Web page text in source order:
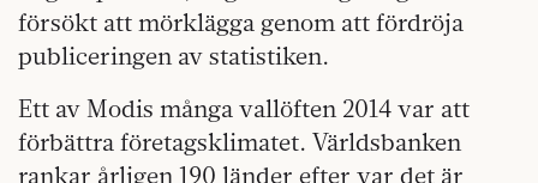
försökt att mörklägga genom att fördröja
publiceringen av statistiken.
Ett av Modis många vallöften 2014 var att
förbättra företagsklimatet. Världsbanken
rankar årligen 190 länder efter var det är